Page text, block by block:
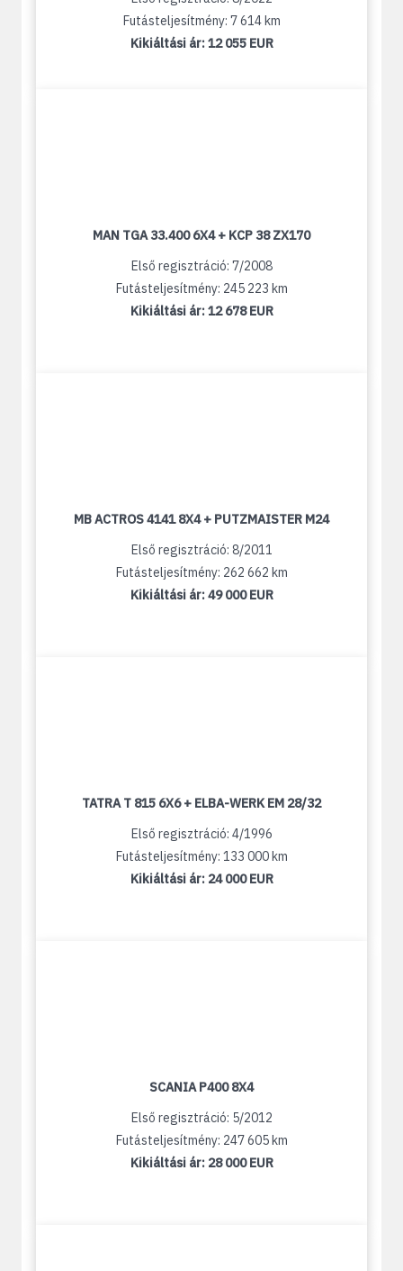
Futásteljesítmény: 7 614 km
Kikiáltási ár:12 055 EUR
MAN TGA 33.400 6X4 + KCP 38 ZX170
Első regisztráció: 7/2008
Futásteljesítmény: 245 223 km
Kikiáltási ár:12 678 EUR
MB ACTROS 4141 8X4 + PUTZMAISTER M24
Első regisztráció: 8/2011
Futásteljesítmény: 262 662 km
Kikiáltási ár:49 000 EUR
TATRA T 815 6X6 + ELBA-WERK EM 28/32
Első regisztráció: 4/1996
Futásteljesítmény: 133 000 km
Kikiáltási ár: 24 000 EUR
SCANIA P400 8X4
Első regisztráció: 5/2012
Futásteljesítmény: 247 605 km
Kikiáltási ár: 28 000 EUR